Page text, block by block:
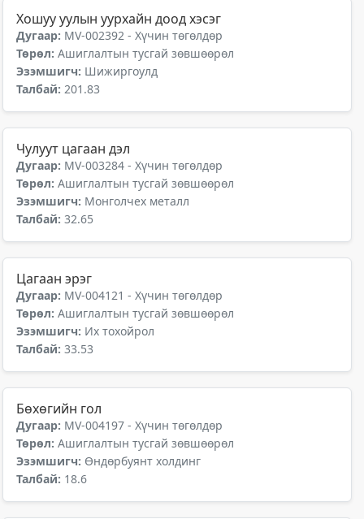
Хошуу уулын уурхайн доод хэсэг
Дугаар: MV-002392 - Хүчин төгөлдөр
Төрөл: Ашиглалтын тусгай зөвшөөрөл
Эзэмшигч: Шижиргоулд
Талбай: 201.83
Чулуут цагаан дэл
Дугаар: MV-003284 - Хүчин төгөлдөр
Төрөл: Ашиглалтын тусгай зөвшөөрөл
Эзэмшигч: Монголчех металл
Талбай: 32.65
Цагаан эрэг
Дугаар: MV-004121 - Хүчин төгөлдөр
Төрөл: Ашиглалтын тусгай зөвшөөрөл
Эзэмшигч: Их тохойрол
Талбай: 33.53
Бөхөгийн гол
Дугаар: MV-004197 - Хүчин төгөлдөр
Төрөл: Ашиглалтын тусгай зөвшөөрөл
Эзэмшигч: Өндөрбуянт холдинг
Талбай: 18.6